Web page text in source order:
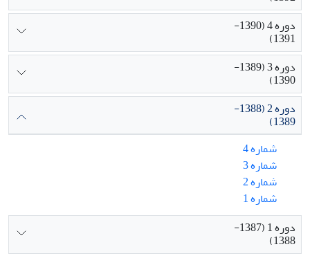
دوره 4 (1390-
1391)
دوره 3 (1389-
1390)
دوره 2 (1388-
1389)
شماره 4
شماره 3
شماره 2
شماره 1
دوره 1 (1387-
1388)